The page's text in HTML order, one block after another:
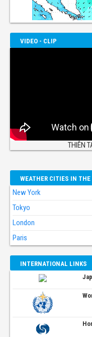
VIDEO - CLIP
THIÊN
WEATHER CITIES IN THE
New York
Tokyo
London
Paris
INTERNATIONAL LINKS